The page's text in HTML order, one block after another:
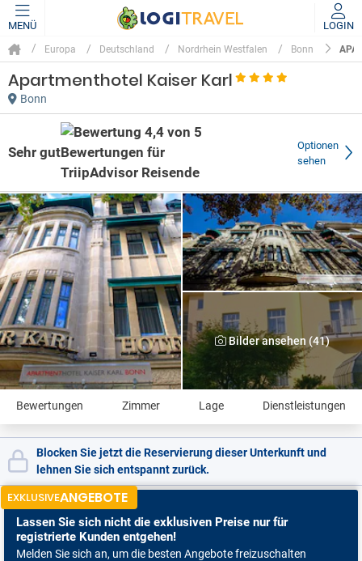
MENÜ LOGIN
Europa Deutschland Nordrhein Westfalen Bonn
Apartmenthotel Kaiser Karl
Bonn
Sehr gut
Optionen
sehen
Bilder ansehen (41)
Bewertungen Zimmer Lage Dienstleistungen
Blocken Sie jetzt die Reservierung dieser Unterkunft und
lehnen Sie sich entspannt zurück.
EXKLUSIVEANGEBOTE
Lassen Sie sich nicht die exklusiven Preise nur für
registrierte Kunden entgehen!
Melden Sie sich an, um die besten Angebote freizuschalten